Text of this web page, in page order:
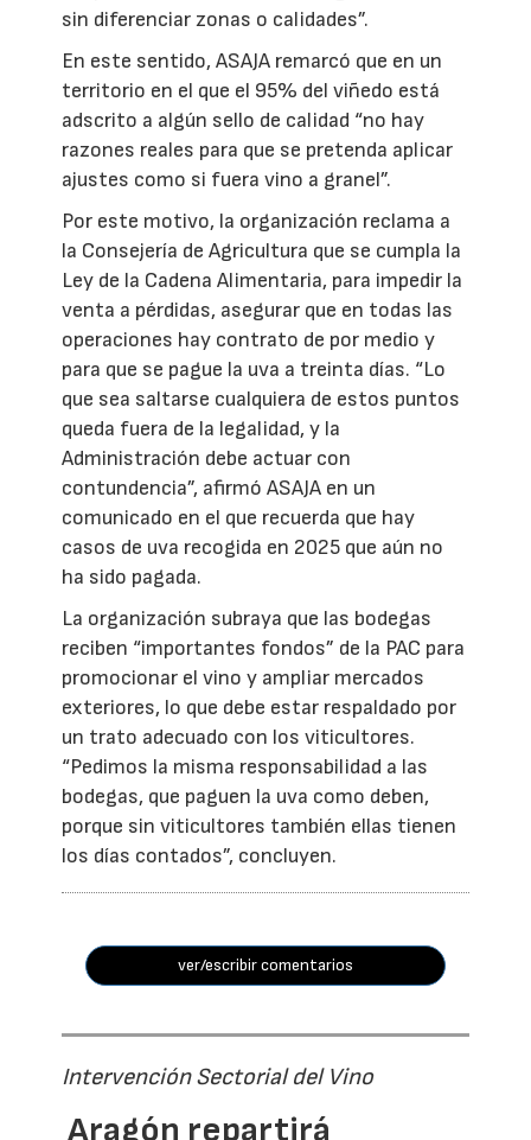
sin diferenciar zonas o calidades”.
En este sentido, ASAJA remarcó que en un
territorio en el que el 95% del viñedo está
adscrito a algún sello de calidad “no hay
razones reales para que se pretenda aplicar
ajustes como si fuera vino a granel”.
Por este motivo, la organización reclama a
la Consejería de Agricultura que se cumpla la
Ley de la Cadena Alimentaria, para impedir la
venta a pérdidas, asegurar que en todas las
operaciones hay contrato de por medio y
para que se pague la uva a treinta días. “Lo
que sea saltarse cualquiera de estos puntos
queda fuera de la legalidad, y la
Administración debe actuar con
contundencia”, afirmó ASAJA en un
comunicado en el que recuerda que hay
casos de uva recogida en 2025 que aún no
ha sido pagada.
La organización subraya que las bodegas
reciben “importantes fondos” de la PAC para
promocionar el vino y ampliar mercados
exteriores, lo que debe estar respaldado por
un trato adecuado con los viticultores.
“Pedimos la misma responsabilidad a las
bodegas, que paguen la uva como deben,
porque sin viticultores también ellas tienen
los días contados”, concluyen.
ver/escribir comentarios
Intervención Sectorial del Vino
Aragón repartirá